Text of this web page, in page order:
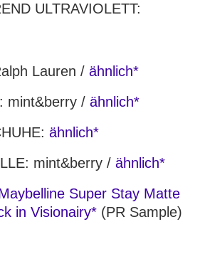
ULTRAVIOLETT:
Lauren / ähnlich*
mint&berry / ähnlich*
ähnlich*
mint&berry / ähnlich*
Super Stay Matte
in Visionairy*(PR Sample)